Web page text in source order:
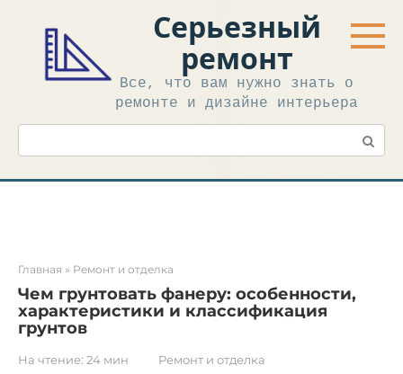
контенту
Серьезный
ремонт
Все, что вам нужно знать о
ремонте и дизайне интерьера
Поиск:
Главная » Ремонт и отделка
Чем грунтовать фанеру: особенности,
характеристики и классификация
грунтов
На чтение: 24 мин Ремонт и отделка